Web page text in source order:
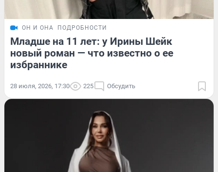
ОН И ОНА ПОДРОБНОСТИ
Младше на 11 лет: у Ирины Шейк
новый роман — что известно о ее
избраннике
28 июля, 2026, 17:30 225 Обсудить